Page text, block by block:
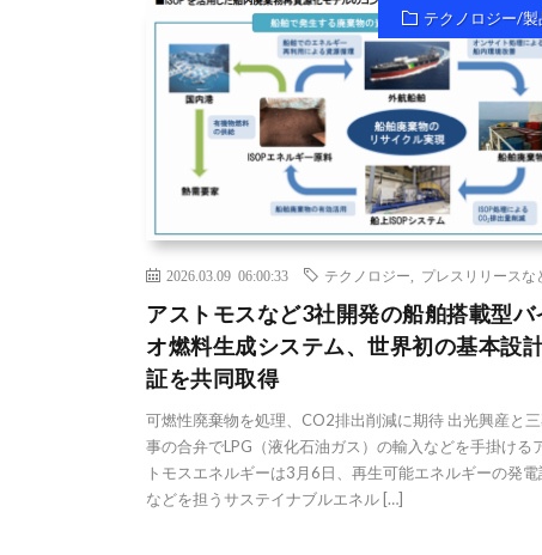
テクノロジー/製
2026.03.09 06:00:33 テクノロジー プレスリリースな
アストモスなど3社開発の船舶搭載型バ
オ燃料生成システム、世界初の基本設
証を共同取得
可燃性廃棄物を処理、CO2排出削減に期待 出光興産と
事の合弁でLPG（液化石油ガス）の輸入などを手掛ける
トモスエネルギーは3月6日、再生可能エネルギーの発
などを担うサステイナブルエネル […]